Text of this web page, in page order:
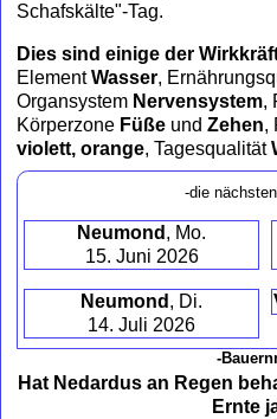
Schafskälte"-Tag.
Dies sind einige der
ElementWasser,
Organsystem Nervensystem,
Körperzone Füße und Zehen,
violett, orange, Tagesqualität
-die nächsten
Neumond , Mo.
15. Juni 2026
Neumond , Di.
14. Juli 2026
-
Hat Nedardus an Regen
Ernte